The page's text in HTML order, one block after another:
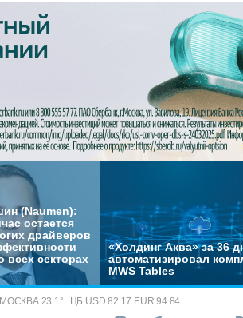
(Naumen):
остается
драйверов
всех секторах
«Холдинг Аква» за 36
автоматизировал
MWS Tables
МОСКВА 23.1° ЦБ USD 82.17 EUR 94.84